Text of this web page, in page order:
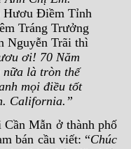
Hươu Điềm Tỉnh
Tráng Trưởng
Nguyễn Trãi thì
ơi! 70 Năm
là tròn thế
mọi điều tốt
California.”
Mẫn ở thành phố
bán cầu viết: “Chúc